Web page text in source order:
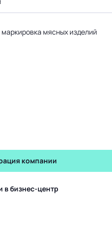
мясных изделий
компании
в бизнес-центр